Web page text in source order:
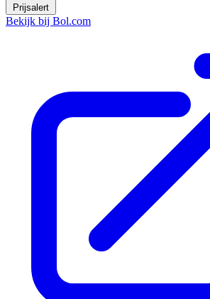
Prijsalert
Bekijk bij Bol.com